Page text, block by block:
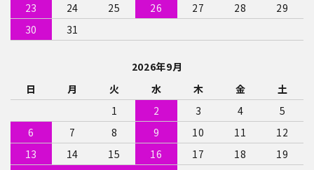
23
24 25 26 27 28
29
30
31
2026年9月
日
月 火 水 木 金
土
1
2 3 4
5
6
7 8 9 10 11
12
13
14 15 16 17 18
19